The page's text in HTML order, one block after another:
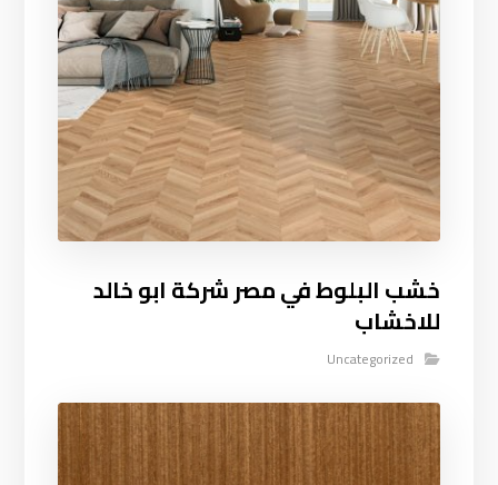
خشب البلوط في مصر شركة ابو خالد
للاخشاب
Uncategorized